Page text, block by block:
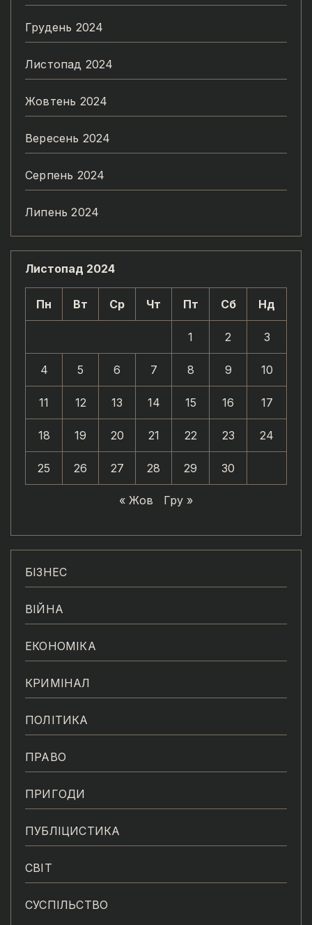
Грудень 2024
Листопад 2024
Жовтень 2024
Вересень 2024
Серпень 2024
Липень 2024
Листопад 2024
Пн Вт Ср Чт Пт Сб Нд
1 2 3
4 5 6 7 8 9 10
11 12 13 14 15 16 17
18 19 20 21 22 23 24
25 26 27 28 29 30
« Жов Гру »
БІЗНЕС
ВІЙНА
ЕКОНОМІКА
КРИМІНАЛ
ПОЛІТИКА
ПРАВО
ПРИГОДИ
ПУБЛІЦИСТИКА
СВІТ
СУСПІЛЬСТВО